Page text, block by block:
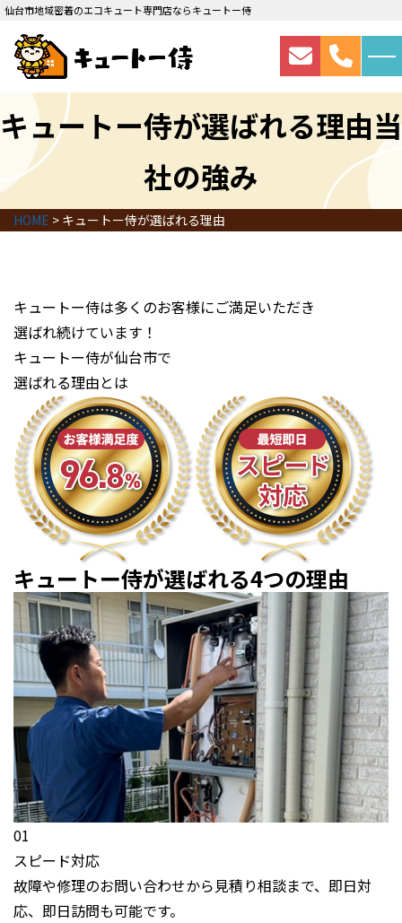
仙台市地域密着のエコキュート専門店ならキュートー侍
キュートー侍が選ばれる理由当
社の強み
HOME > キュートー侍が選ばれる理由
キュートー侍は多くのお客様にご満足いただき
選ばれ続けています！
キュートー侍が仙台市で
選ばれる理由とは
キュートー侍が選ばれる4つの理由
01
スピード対応
故障や修理のお問い合わせから見積り相談まで、即日対
応、即日訪問も可能です。